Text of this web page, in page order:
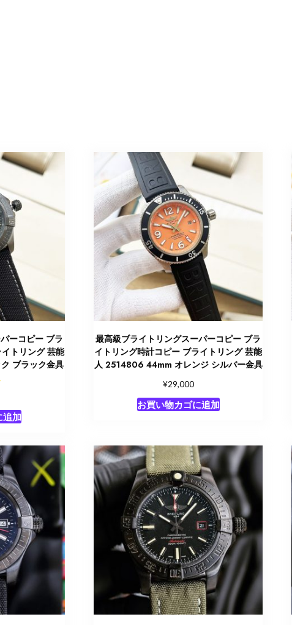
ーコピー ブラ
トリング 芸能
ブラック金具
追加
最高級ブライトリングスーパーコピー ブラ
イトリング時計コピー ブライトリング 芸能
人 2514806 44mm オレンジ シルバー金具
¥29,000
お買い物カゴに追加